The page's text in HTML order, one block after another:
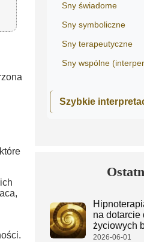
Sny świadome
Sny symboliczne
Sny terapeutyczne
Sny wspólne
Szybkie
na dotarcie
życiowych
2026-06-01